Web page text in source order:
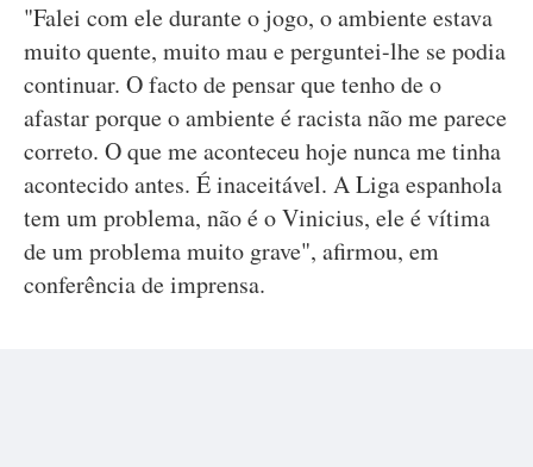
"Falei com ele durante o jogo, o ambiente estava
muito quente, muito mau e perguntei-lhe se podia
continuar. O facto de pensar que tenho de o
afastar porque o ambiente é racista não me parece
correto. O que me aconteceu hoje nunca me tinha
acontecido antes. É inaceitável. A Liga espanhola
tem um problema, não é o Vinicius, ele é vítima
de um problema muito grave", afirmou, em
conferência de imprensa.